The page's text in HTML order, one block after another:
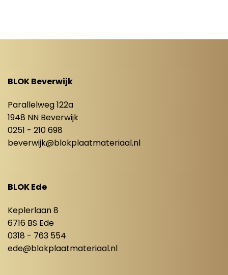
BLOK Beverwijk
Parallelweg 122a
1948 NN Beverwijk
0251 - 210 698
beverwijk@blokplaatmateriaal.nl
BLOK Ede
Keplerlaan 8
6716 BS Ede
0318 - 763 554
ede@blokplaatmateriaal.nl